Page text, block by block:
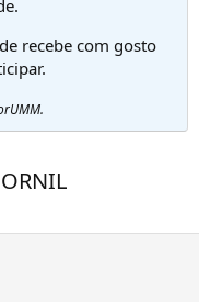
recebe com gosto